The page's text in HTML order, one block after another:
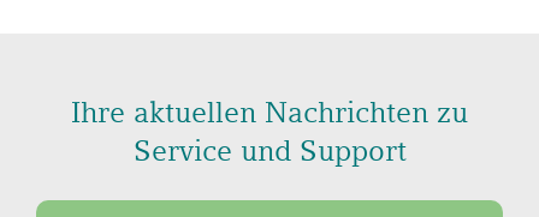
Ihre aktuellen Nachrichten zu
Service und Support